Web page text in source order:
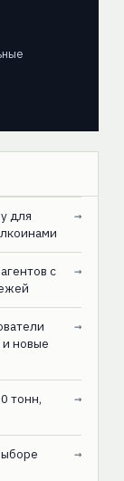
для
→
с
→
новые
→
тонн,
→
→